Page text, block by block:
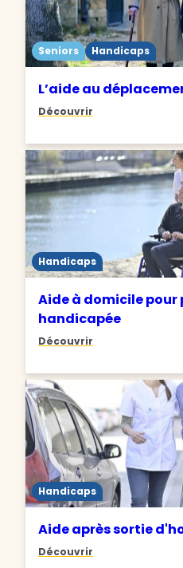
Seniors Handicaps
L’aide au
Découvrir
Handicaps
Aide à domicile pour
handicapée
Découvrir
Handicaps
Aide après sortie
Découvrir